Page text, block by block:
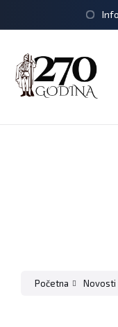
Početna Novosti